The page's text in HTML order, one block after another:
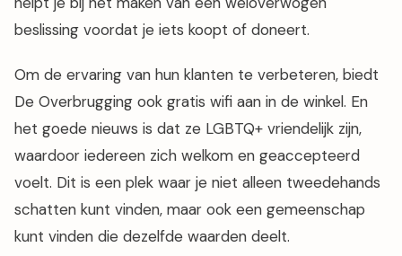
beslissing voordat je iets koopt of doneert.
Om de ervaring van hun klanten te verbeteren, biedt
De Overbrugging ook gratis wifi aan in de winkel. En
het goede nieuws is dat ze LGBTQ+ vriendelijk zijn,
waardoor iedereen zich welkom en geaccepteerd
voelt. Dit is een plek waar je niet alleen tweedehands
schatten kunt vinden, maar ook een gemeenschap
kunt vinden die dezelfde waarden deelt.